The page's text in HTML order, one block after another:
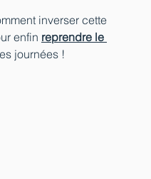
inverser cette
enfin reprendre le
journées !